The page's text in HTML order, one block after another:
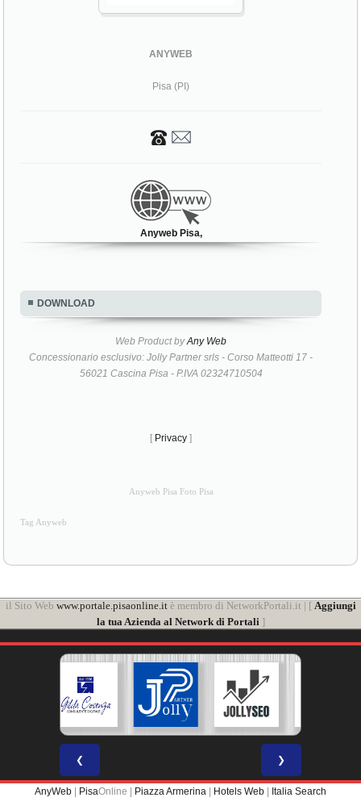
ANYWEB
Pisa (PI)
Anyweb Pisa,
DOWNLOAD
Web Product byAny Web
Concessionario esclusivo: Jolly Partner srls - Corso Matteotti 17 -
56021 Cascina Pisa - P.IVA 02324710504
[ Privacy ]
Anyweb Pisa Foto Pisa
Tag Anyweb
il Sito Web www.portale.pisaonline.itè membro di NetworkPortali.it | [ Aggiungi
la tua Azienda al Network di Portali]
❮ ❯
AnyWeb PisaOnline | Piazza Armerina Hotels Web Italia Search